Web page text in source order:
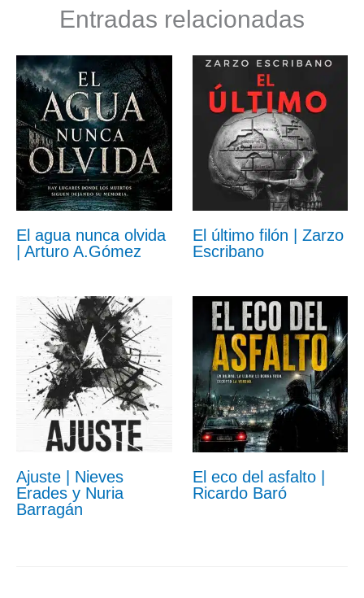
Entradas relacionadas
El agua nunca olvida
| Arturo A.Gómez
El último filón | Zarzo
Escribano
Ajuste | Nieves
Erades y Nuria
Barragán
El eco del asfalto |
Ricardo Baró